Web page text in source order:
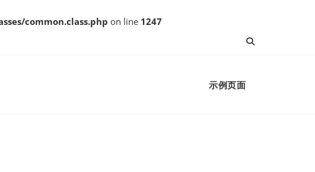
common.class.php on line 1247
示例页面